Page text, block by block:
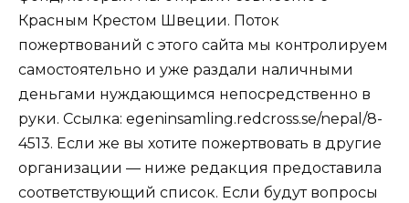
Красным Крестом Швеции. Поток
пожертвований с этого сайта мы контролируем
самостоятельно и уже раздали наличными
деньгами нуждающимся непосредственно в
руки. Ссылка: egeninsamling.redcross.se/nepal/8-
4513. Если же вы хотите пожертвовать в другие
организации — ниже редакция предоставила
соответствующий список. Если будут вопросы